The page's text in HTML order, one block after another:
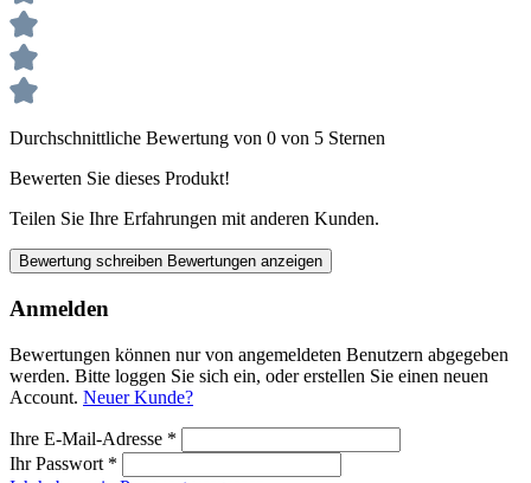
Durchschnittliche Bewertung von 0 von 5 Sternen
Bewerten Sie dieses Produkt!
Teilen Sie Ihre Erfahrungen mit anderen Kunden.
Bewertung schreiben Bewertungen anzeigen
Anmelden
Bewertungen können nur von angemeldeten Benutzern abgegeben
werden. Bitte loggen Sie sich ein, oder erstellen Sie einen neuen
Account. Neuer Kunde?
Ihre E-Mail-Adresse *
Ihr Passwort *